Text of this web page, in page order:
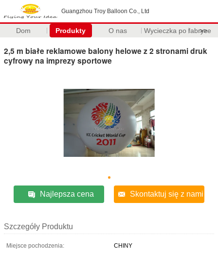
Guangzhou Troy Balloon Co., Ltd
Dom Produkty O nas Wycieczka po fabryce
>>
2,5 m białe reklamowe balony helowe z 2 stronami druk
cyfrowy na imprezy sportowe
Najlepsza cena Skontaktuj się z nami
Szczegóły Produktu
Miejsce pochodzenia:
CHINY